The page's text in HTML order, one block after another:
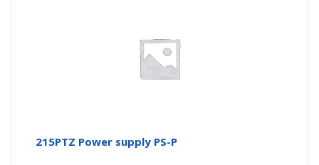
215PTZ Power supply PS-P